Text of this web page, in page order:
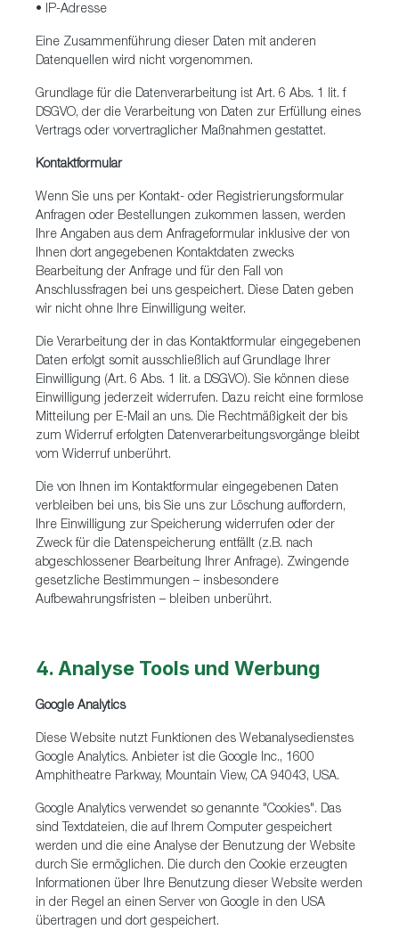
• IP-Adresse
Eine Zusammenführung dieser Daten mit anderen
Datenquellen wird nicht vorgenommen.
Grundlage für die Datenverarbeitung ist Art. 6 Abs. 1 lit. f
DSGVO, der die Verarbeitung von Daten zur Erfüllung eines
Vertrags oder vorvertraglicher Maßnahmen gestattet.
Kontaktformular
Wenn Sie uns per Kontakt- oder Registrierungsformular
Anfragen oder Bestellungen zukommen lassen, werden
Ihre Angaben aus dem Anfrageformular inklusive der von
Ihnen dort angegebenen Kontaktdaten zwecks
Bearbeitung der Anfrage und für den Fall von
Anschlussfragen bei uns gespeichert. Diese Daten geben
wir nicht ohne Ihre Einwilligung weiter.
Die Verarbeitung der in das Kontaktformular eingegebenen
Daten erfolgt somit ausschließlich auf Grundlage Ihrer
Einwilligung (Art. 6 Abs. 1 lit. a DSGVO). Sie können diese
Einwilligung jederzeit widerrufen. Dazu reicht eine formlose
Mitteilung per E-Mail an uns. Die Rechtmäßigkeit der bis
zum Widerruf erfolgten Datenverarbeitungsvorgänge bleibt
vom Widerruf unberührt.
Die von Ihnen im Kontaktformular eingegebenen Daten
verbleiben bei uns, bis Sie uns zur Löschung auffordern,
Ihre Einwilligung zur Speicherung widerrufen oder der
Zweck für die Datenspeicherung entfällt (z.B. nach
abgeschlossener Bearbeitung Ihrer Anfrage). Zwingende
gesetzliche Bestimmungen – insbesondere
Aufbewahrungsfristen – bleiben unberührt.
4. Analyse Tools und Werbung
Google Analytics
Diese Website nutzt Funktionen des Webanalysedienstes
Google Analytics. Anbieter ist die Google Inc., 1600
Amphitheatre Parkway, Mountain View, CA 94043, USA.
Google Analytics verwendet so genannte "Cookies". Das
sind Textdateien, die auf Ihrem Computer gespeichert
werden und die eine Analyse der Benutzung der Website
durch Sie ermöglichen. Die durch den Cookie erzeugten
Informationen über Ihre Benutzung dieser Website werden
in der Regel an einen Server von Google in den USA
übertragen und dort gespeichert.